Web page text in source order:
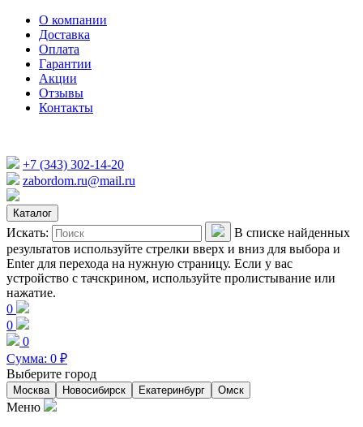
О компании
Доставка
Оплата
Гарантии
Акции
Отзывы
Контакты
+7 (343) 302-14-20
zabordom.ru@mail.ru
Каталог
Искать:
В списке найденных
результатов используйте стрелки вверх и вниз для выбора и
Enter для перехода на нужную страницу. Если у вас
устройство с тачскрином, используйте пролистывание или
нажатие.
0
0
0
Сумма: 0 ₽
Выберите город
Москва Новосибирск Екатеринбург Омск
Меню